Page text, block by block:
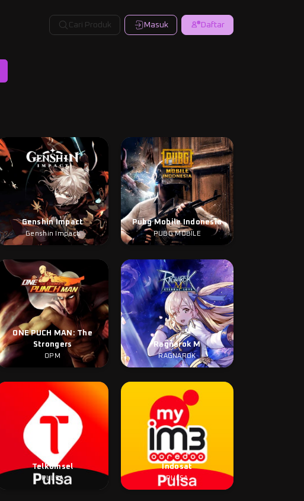
Cari Produk Masuk Daftar
Genshin Impact
Genshin Impact
Pubg Mobile Indonesia
PUBG MOBILE
ONE PUCH MAN: The
Strongers
OPM
Ragnarok M
RAGNAROK
Telkomsel
PULSA
Indosat
PULSA